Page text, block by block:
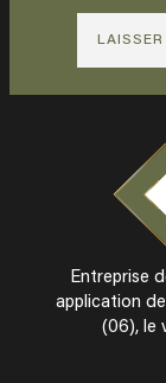
Entreprise
application
(06), le